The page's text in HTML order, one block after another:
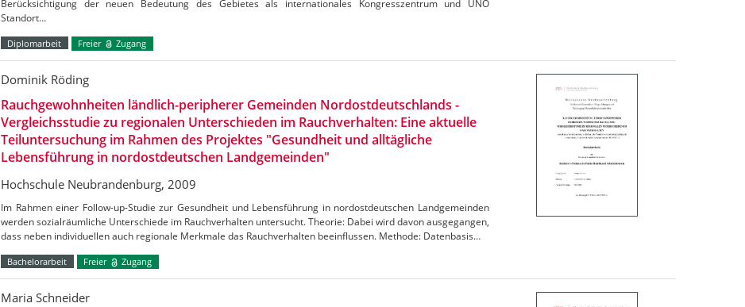
Berücksichtigung der neuen Bedeutung des Gebietes als internationales Kongresszentrum und UNO
Standort…
Diplomarbeit Freier Zugang
Dominik Röding
Rauchgewohnheiten ländlich-peripherer Gemeinden Nordostdeutschlands -
Vergleichsstudie zu regionalen Unterschieden im Rauchverhalten: Eine aktuelle
Teiluntersuchung im Rahmen des Projektes "Gesundheit und alltägliche
Lebensführung in nordostdeutschen Landgemeinden"
Hochschule Neubrandenburg, 2009
Im Rahmen einer Follow-up-Studie zur Gesundheit und Lebensführung in nordostdeutschen Landgemeinden
werden sozialräumliche Unterschiede im Rauchverhalten untersucht. Theorie: Dabei wird davon ausgegangen,
dass neben individuellen auch regionale Merkmale das Rauchverhalten beeinflussen. Methode: Datenbasis…
Bachelorarbeit Freier Zugang
Maria Schneider